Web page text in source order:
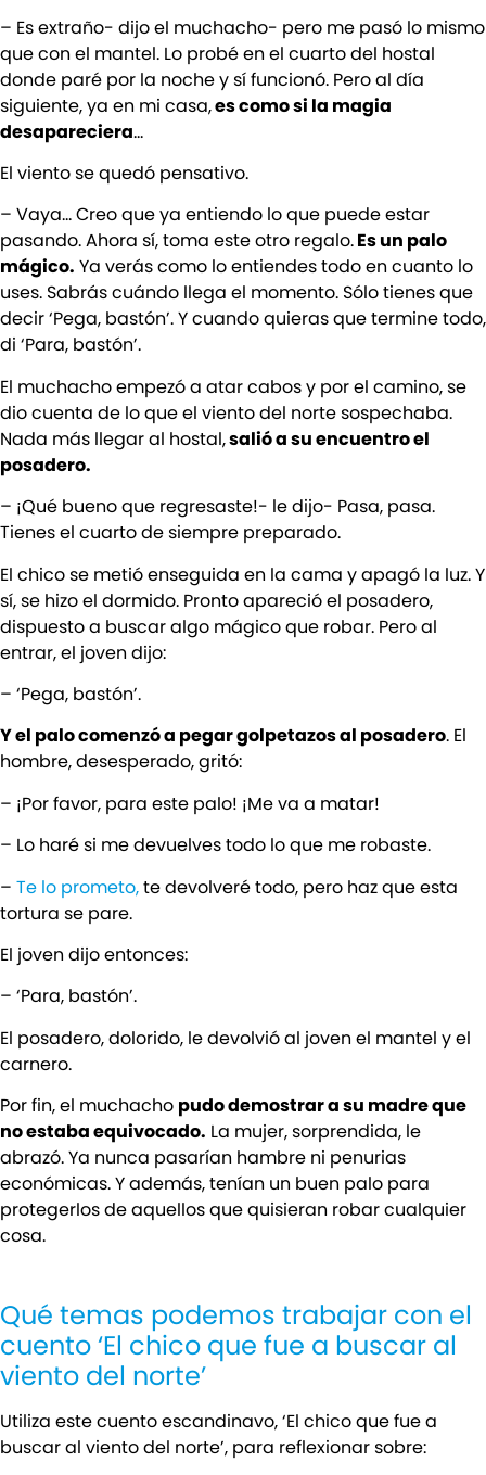
– Es extraño- dijo el muchacho- pero me pasó lo mismo
que con el mantel. Lo probé en el cuarto del hostal
donde paré por la noche y sí funcionó. Pero al día
siguiente, ya en mi casa,es como si la magia
desapareciera…
El viento se quedó pensativo.
– Vaya… Creo que ya entiendo lo que puede estar
pasando. Ahora sí, toma este otro regalo.Es un palo
mágico. Ya verás como lo entiendes todo en cuanto lo
uses. Sabrás cuándo llega el momento. Sólo tienes que
decir ‘Pega, bastón’. Y cuando quieras que termine todo,
di ‘Para, bastón’.
El muchacho empezó a atar cabos y por el camino, se
dio cuenta de lo que el viento del norte sospechaba.
Nada más llegar al hostal,salió a su encuentro el
posadero.
– ¡Qué bueno que regresaste!- le dijo- Pasa, pasa.
Tienes el cuarto de siempre preparado.
El chico se metió enseguida en la cama y apagó la luz. Y
sí, se hizo el dormido. Pronto apareció el posadero,
dispuesto a buscar algo mágico que robar. Pero al
entrar, el joven dijo:
– ‘Pega, bastón’.
Y el palo comenzó a pegar golpetazos al posadero. El
hombre, desesperado, gritó:
– ¡Por favor, para este palo! ¡Me va a matar!
– Lo haré si me devuelves todo lo que me robaste.
– Te lo prometo,te devolveré todo, pero haz que esta
tortura se pare.
El joven dijo entonces:
– ‘Para, bastón’.
El posadero, dolorido, le devolvió al joven el mantel y el
carnero.
Por fin, el muchacho pudo demostrar a su madre que
no estaba equivocado. La mujer, sorprendida, le
abrazó. Ya nunca pasarían hambre ni penurias
económicas. Y además, tenían un buen palo para
protegerlos de aquellos que quisieran robar cualquier
cosa.
Qué temas podemos trabajar con el
cuento ‘El chico que fue a buscar al
viento del norte’
Utiliza este cuento escandinavo, ‘El chico que fue a
buscar al viento del norte’, para reflexionar sobre: